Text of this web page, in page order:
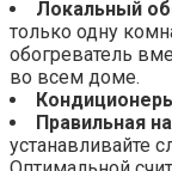
Локальный
только одну
обогреватель
во всем доме.
Правильная
устанавливайте